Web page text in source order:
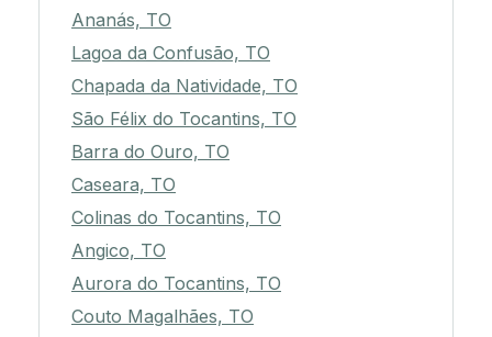
Ananás, TO
Lagoa da Confusão, TO
Chapada da Natividade, TO
São Félix do Tocantins, TO
Barra do Ouro, TO
Caseara, TO
Colinas do Tocantins, TO
Angico, TO
Aurora do Tocantins, TO
Couto Magalhães, TO